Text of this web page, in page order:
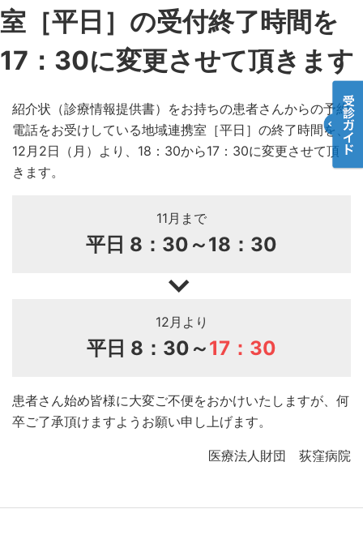
室［平日］の受付終了時間を
17：30に変更させて頂きます
紹介状（診療情報提供書）をお持ちの患者さんからの予約
電話をお受けしている地域連携室［平日］の終了時間を、
12月2日（月）より、18：30から17：30に変更させて頂
きます。
11月まで
平日 8：30～18：30
12月より
平日 8：30～17：30
患者さん始め皆様に大変ご不便をおかけいたしますが、何
卒ご了承頂けますようお願い申し上げます。
医療法人財団 荻窪病院